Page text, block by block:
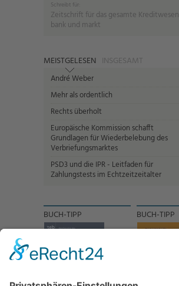
Schreibt für:
Zeitschrift für das gesamte Kreditwesen
bank und markt
MEISTGELESEN INSGESAMT
André Weber
Mehr als ordentlich
Rechts überholt
Europäische Kommission schafft
Grundlagen für Wiederbelebung des
Verbriefungsmarktes
PSD3 und die IPR - Leitfaden für
Zahlungstests im Echtzeitzeitalter
BUCH-TIPP BUCH-TIPP